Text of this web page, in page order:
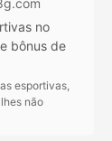
no
bônus de
esportivas,
não